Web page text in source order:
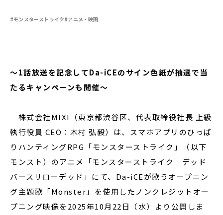
#モンスターストライク#アニメ・映画
～1話放送を記念してDa-iCEのサイン色紙が抽選で当
たるキャンペーンも開催～
株式会社MIXI（東京都渋谷区、代表取締役社長 上級
執行役員 CEO：木村 弘毅）は、スマホアプリのひっぱ
りハンティングRPG「モンスターストライク」（以下
モンスト）のアニメ「モンスターストライク デッド
バースリローデッド」にて、Da-iCEが歌うオープニン
グ主題歌「Monster」を使用したノンクレジットオー
プニング映像を2025年10月22日（水）より公開しま